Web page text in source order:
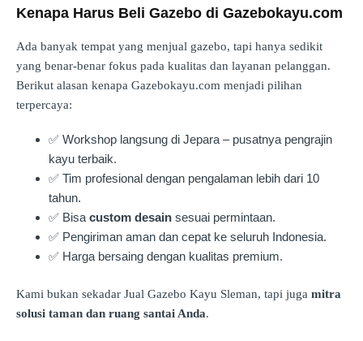
Kenapa Harus Beli Gazebo di Gazebokayu.com
Ada banyak tempat yang menjual gazebo, tapi hanya sedikit
yang benar-benar fokus pada kualitas dan layanan pelanggan.
Berikut alasan kenapa Gazebokayu.com menjadi pilihan
terpercaya:
✅ Workshop langsung di Jepara – pusatnya pengrajin
kayu terbaik.
✅ Tim profesional dengan pengalaman lebih dari 10
tahun.
✅ Bisa custom desain sesuai permintaan.
✅ Pengiriman aman dan cepat ke seluruh Indonesia.
✅ Harga bersaing dengan kualitas premium.
Kami bukan sekadar Jual Gazebo Kayu Sleman, tapi juga mitra
solusi taman dan ruang santai Anda.